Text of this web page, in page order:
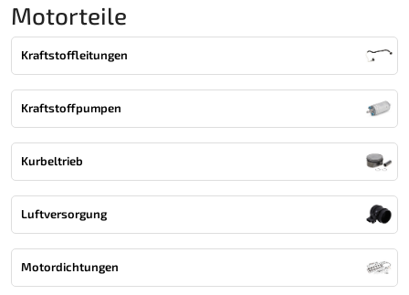
Motorteile
Kraftstoffleitungen
Kraftstoffpumpen
Kurbeltrieb
Luftversorgung
Motordichtungen